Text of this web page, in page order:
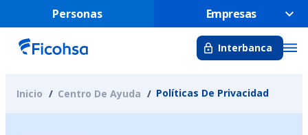
Personas Empresas
Interbanca
Inicio Centro De Ayuda Políticas De Privacidad